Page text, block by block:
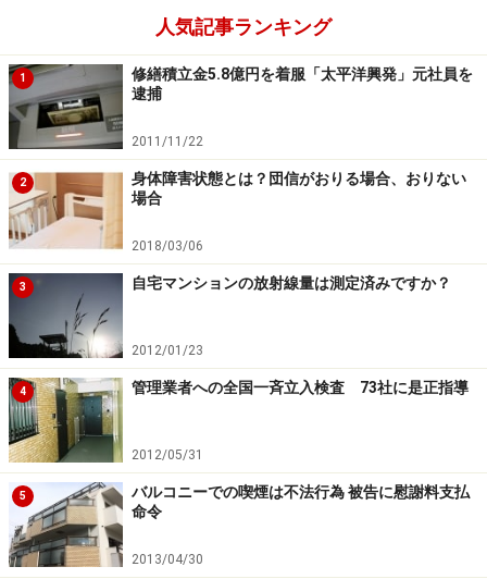
共用部分や共用施設の状態にも要注意
マンションの1階部分などに店舗や事務所などが入居し
ている場合、正面からは見えない裏側の共用部分に資材
や在庫品、飲食店の食材などが山積みになっているケー
スもあります。
あるマンションでは、共用部分を勝手に従業員の休憩室
や更衣室にしている事例もありました。決して良い状態
ではないのですが、昼間不在がちな一般居住者と違い、
店舗や事務所で使用する人は管理員と接する機会も多い
ため、馴れ合いになってしまうことがあるようです。
また、正面のエントランスはオートロックなのに、裏口
へ回ったら外部の人が自由に出入りできる、なんてマン
ションも現実にあります。建物の周りをぐるっと回って
確認してみることも欠かせません。
人気記事ランキング
1
修繕積立金5.8億円を着服「太平洋興発」元社員を
逮捕
2011/11/22
2
身体障害状態とは？団信がおりる場合、おりない
場合
2018/03/06
3 自宅マンションの放射線量は測定済みですか？
2012/01/23
4 管理業者への全国一斉立入検査 73社に是正指導
2012/05/31
5
バルコニーでの喫煙は不法行為 被告に慰謝料支払
命令
2013/04/30